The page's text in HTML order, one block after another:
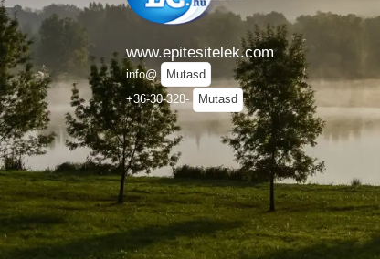
www.epitesitelek.com
info@
Mutasd
+36-30-328-
Mutasd